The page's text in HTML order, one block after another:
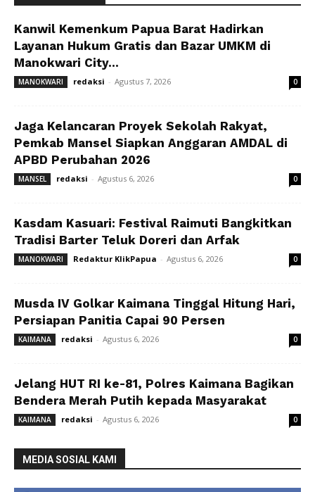
Kanwil Kemenkum Papua Barat Hadirkan
Layanan Hukum Gratis dan Bazar UMKM di
Manokwari City...
MANOKWARI redaksi - Agustus 7, 2026 0
Jaga Kelancaran Proyek Sekolah Rakyat,
Pemkab Mansel Siapkan Anggaran AMDAL di
APBD Perubahan 2026
MANSEL redaksi - Agustus 6, 2026 0
Kasdam Kasuari: Festival Raimuti Bangkitkan
Tradisi Barter Teluk Doreri dan Arfak
MANOKWARI Redaktur KlikPapua - Agustus 6, 2026 0
Musda IV Golkar Kaimana Tinggal Hitung Hari,
Persiapan Panitia Capai 90 Persen
KAIMANA redaksi - Agustus 6, 2026 0
Jelang HUT RI ke-81, Polres Kaimana Bagikan
Bendera Merah Putih kepada Masyarakat
KAIMANA redaksi - Agustus 6, 2026 0
MEDIA SOSIAL KAMI